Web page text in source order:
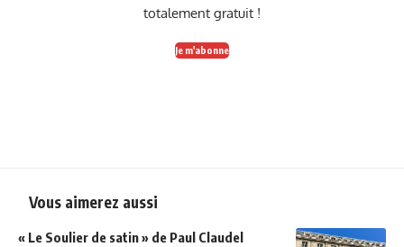
totalement gratuit !
Je m'abonne
Vous aimerez aussi
« Le Soulier de satin » de Paul Claudel